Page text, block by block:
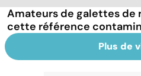
Amateurs de galettes de
cette référence
Plus de